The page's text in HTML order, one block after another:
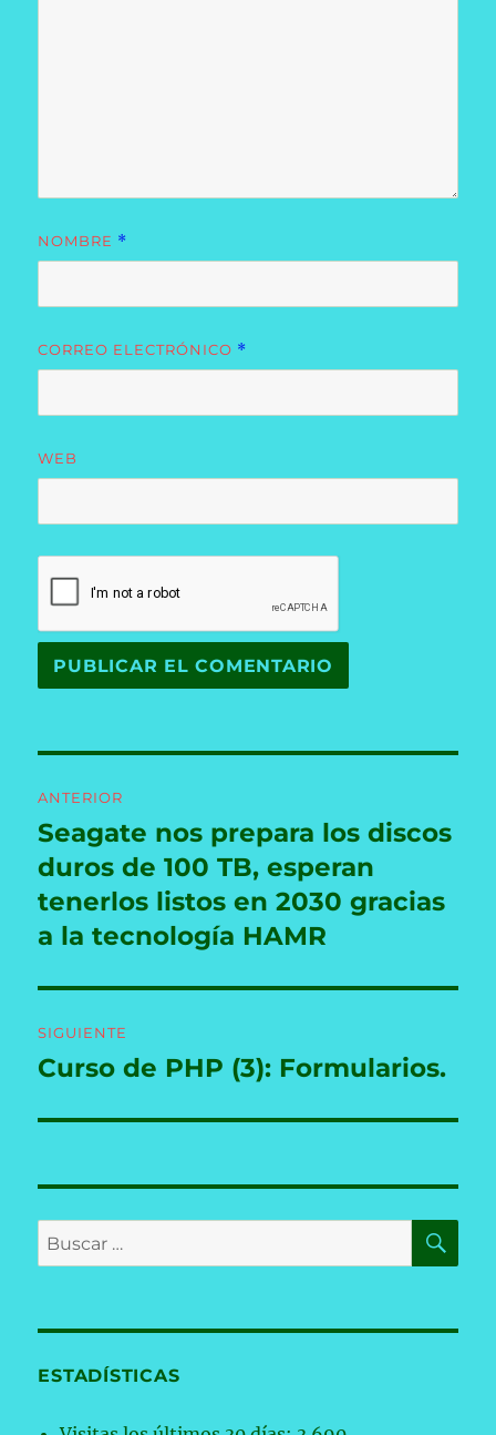
NOMBRE *
CORREO ELECTRÓNICO *
WEB
de
entradas
ANTERIOR
Entrada
anterior:
Seagate nos prepara los discos
duros de 100 TB, esperan
tenerlos listos en 2030 gracias
a la tecnología HAMR
SIGUIENTE
Entrada
Curso de PHP (3): Formularios.
Buscar
por:
ESTADÍSTICAS